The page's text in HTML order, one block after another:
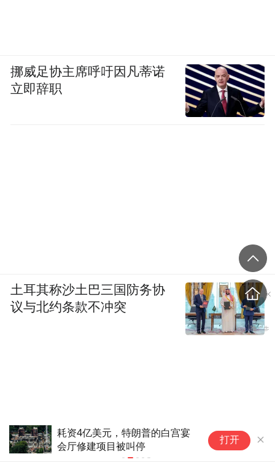
耗资4亿美元，特朗普的白宫宴
会厅修建项目被叫停
打开
挪威足协主席呼吁因凡蒂诺
立即辞职
土耳其称沙土巴三国防务协
议与北约条款不冲突